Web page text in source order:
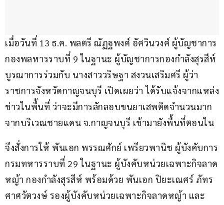
เมื่อวันที่ 13 ธ.ค. พลตรี ณัฏฐพงศ์ อัศวินวงศ์ ผู้บัญชาการ
กองพลหารราบที่ 9 ในฐานะ ผู้บัญชาการกองกำลังสุรสีห์
บูรณาการร่วมกับ นางสาววริษฐา สงวนเสริมศรี ผู้ว่า
ราชการจังหวัดกาญจนบุรี เปิดเผยว่า ได้รับแจ้งจากแหล่ง
ข่าวในพื้นที่ ว่าจะมีการลักลอบขนยาเสพติดจำนวนมาก
จากบริเวณชายแดน จ.กาญจนบุรี เข้ามายังพื้นที่ตอนใน
จึงสั่งการให้ พันเอก พรรณศักย์ เพรียวพานิช ผู้บังคับการ
กรมทหารราบที่ 29 ในฐานะ ผู้บังคับหน่วยเฉพาะกิจลาด
หญ้า กองกำลังสุรสีห์ พร้อมด้วย พันเอก ปิยะเณศร์ ภัทร
ศาศวัตวงษ์ รองผู้บังคับหน่วยเฉพาะกิจลาดหญ้า และ